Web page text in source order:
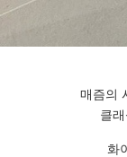
매즘의
클
화